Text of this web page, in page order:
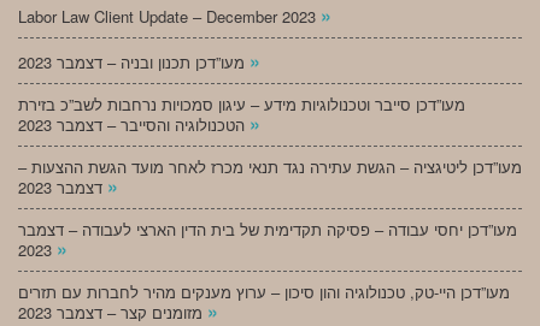
Labor Law Client Update – December 2023 »
»
מעו”דכן סייבר וטכנולוגיות מידע – עיגון סמכויות נרחבות לשב”כ בזירת
»
מעו”דכן ליטיגציה – הגשת עתירה נגד תנאי מכרז לאחר מועד הגשת ההצעות –
»
מעו”דכן יחסי עבודה – פסיקה תקדימית של בית הדין הארצי לעבודה – דצמבר
»
מעו”דכן היי-טק, טכנולוגיה והון סיכון – ערוץ מענקים מהיר לחברות עם תזרים
»